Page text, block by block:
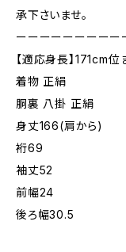
承下さいませ。
ーーーーーーーーー
【適応身長】171cm位
着物 正絹
胴裏 八掛 正絹
身丈166(肩から)
裄69
袖丈52
前幅24
後ろ幅30.5